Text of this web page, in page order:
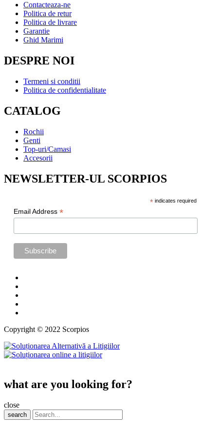
Contacteaza-ne
Politica de retur
Politica de livrare
Garantie
Ghid Marimi
DESPRE NOI
Termeni si conditii
Politica de confidentialitate
CATALOG
Rochii
Genti
Top-uri/Camasi
Accesorii
NEWSLETTER-UL SCORPIOS
* indicates required
Email Address *
Copyright © 2022 Scorpios
what are you looking for?
close
search